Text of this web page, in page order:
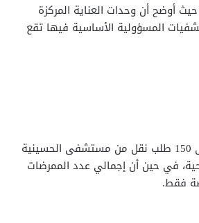
أوضح أن وحدات العناية المركزة
المسؤولية الأساسية فيها تقع
وكشف البيلي أنه تلقى 150 طلب نقل من مستشفى الحسينية
في حين أن إجمالي عدد الممرضات